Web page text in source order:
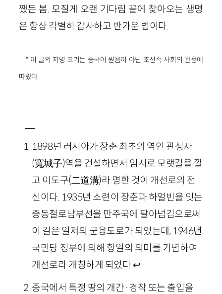
쨌든 봄. 모질게 오랜 기다림 끝에 찾아오는 생명
은 항상 각별히 감사하고 반가운 법이다.
* 이 글의 지명 표기는 중국어 원음이 아닌 조선족 사회의 관용에
따랐다.
―
1898년 러시아가 장춘 최초의 역인 관성자
(寬城子)역을 건설하면서 임시로 모랫길을 깔
고 이도구(二道溝)라 명한 것이 개선로의 전
신이다. 1935년 소련이 장춘과 하얼빈을 잇는
중동철로남부선을 만주국에 팔아넘김으로써
이 길은 일제의 군용도로가 되었는데, 1946년
국민당 정부에 의해 항일의 의미를 기념하여
개선로라 개칭하게 되었다. ↩
중국에서 특정 땅의 개간·경작 또는 출입을